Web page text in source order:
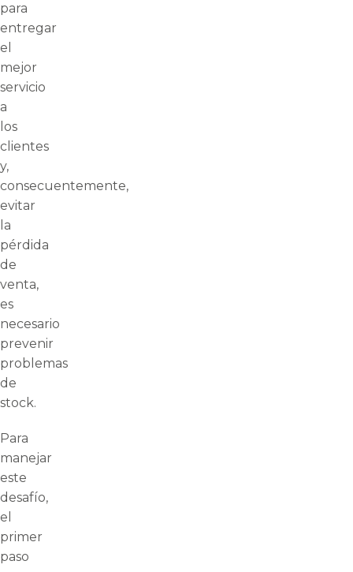
para
entregar
el
mejor
servicio
a
los
clientes
y,
consecuentemente,
evitar
la
pérdida
de
venta,
es
necesario
prevenir
problemas
de
stock.
Para
manejar
este
desafío,
el
primer
paso